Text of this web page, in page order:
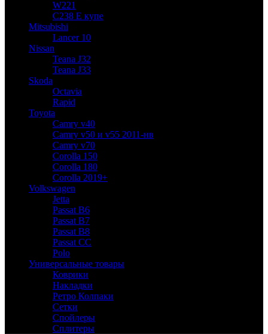
W221
C238 E купе
Mitsubishi
Lancer 10
Nissan
Teana J32
Teana J33
Skoda
Octavia
Rapid
Toyota
Camry v40
Camry v50 и v55 2011-нв
Camry v70
Corolla 150
Corolla 180
Corolla 2019+
Volkswagen
Jetta
Passat B6
Passat B7
Passat B8
Passat CC
Polo
Универсальные товары
Коврики
Накладки
Ретро Колпаки
Сетки
Спойлеры
Сплитеры